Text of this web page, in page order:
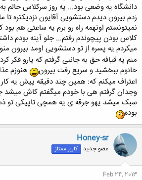
دانشگاه یه وضعی بود... یه روز سرکلاس حالم
زدم بیرون دیدم دستشویی آقایون نزدیکتره
نمیتونستم اونهمه راه رو برم یه ساعتی هم
کلاس بودن پیچوندم رفتم... جلو آینه بودم
میکردم یه پسره از تو دستشویی اومد بیرون
منم یه قیافه حق به جانبی گرفتم که یارو فکر
خانوم ببخشید و سریع رفت بیرون
هنوزم
اعتراف میکنم که: همین چند دقیقه پیش یه
وجدان گرفتم هی با خودم میگفتم کاش میشد
سبک میشد یهو جرقه ی یه همچی تاپیکی تو
بوده
Honey-sr
عضو جدید کاربر ممتاز
Feb 24, 2013